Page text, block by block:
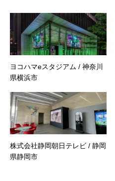
ヨコハマeスタジアム / 神奈川
県横浜市
株式会社静岡朝日テレビ / 静岡
県静岡市